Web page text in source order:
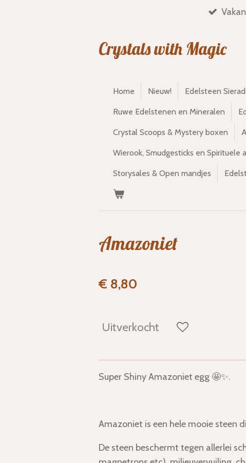
Crystals with Magic
Home Nieuw! Edelsteen
Ruwe Edelstenen en Mineralen
Crystal Scoops & Mystery boxen
Wierook, Smudgesticks en Spirituele
Storysales & Open mandjes
Amazoniet
€ 8,80
Uitverkocht
Super Shiny Amazoniet egg 🤩✨.
Amazoniet is een hele mooie steen
De steen beschermt tegen allerlei